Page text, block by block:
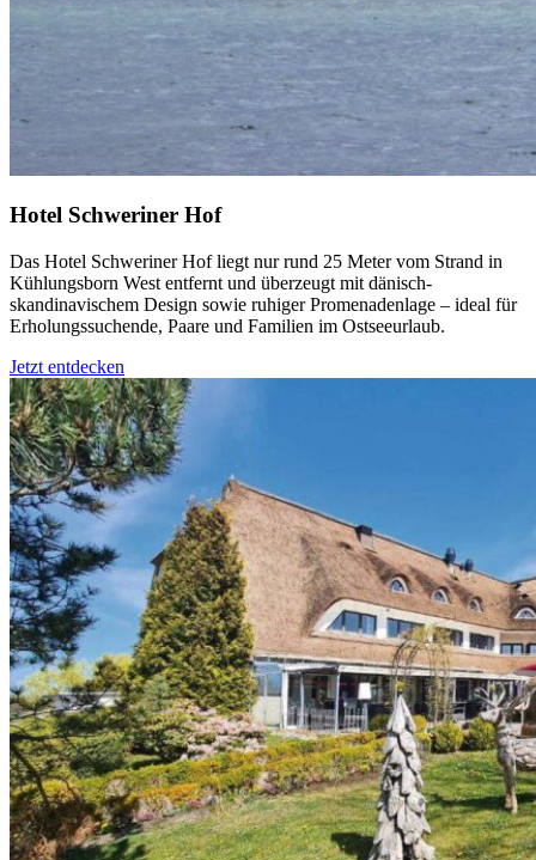
Hotel Schweriner Hof
Das Hotel Schweriner Hof liegt nur rund 25 Meter vom Strand in
Kühlungsborn West entfernt und überzeugt mit dänisch-
skandinavischem Design sowie ruhiger Promenadenlage – ideal für
Erholungssuchende, Paare und Familien im Ostseeurlaub.
Jetzt entdecken